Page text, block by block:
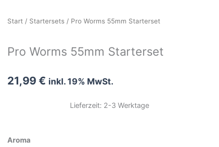
Start / Startersets / Pro Worms 55mm Starterset
Pro Worms 55mm Starterset
21,99€ inkl. 19% MwSt.
Lieferzeit: 2-3 Werktage
Aroma
Pro